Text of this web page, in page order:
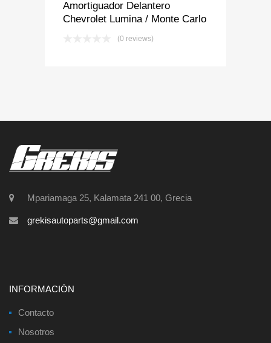
Amortiguador Delantero
Chevrolet Lumina / Monte Carlo
(0 reviews)
Mpariamaga 25, Kalamata 241 00, Grecia
grekisautoparts@gmail.com
INFORMACIÓN
Contacto
Nosotros